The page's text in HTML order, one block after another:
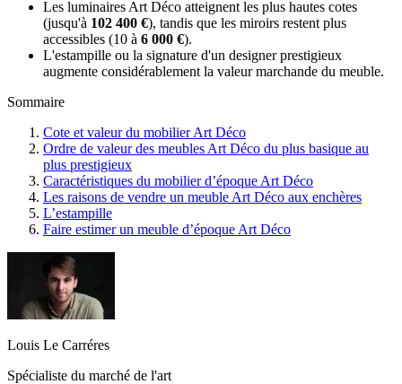
Les luminaires Art Déco atteignent les plus hautes cotes
(jusqu'à 102 400 €), tandis que les miroirs restent plus
accessibles (10 à 6 000 €).
L'estampille ou la signature d'un designer prestigieux
augmente considérablement la valeur marchande du meuble.
Sommaire
Cote et valeur du mobilier Art Déco
Ordre de valeur des meubles Art Déco du plus basique au
plus prestigieux
Caractéristiques du mobilier d’époque Art Déco
Les raisons de vendre un meuble Art Déco aux enchères
L’estampille
Faire estimer un meuble d’époque Art Déco
Louis Le Carréres
Spécialiste du marché de l'art